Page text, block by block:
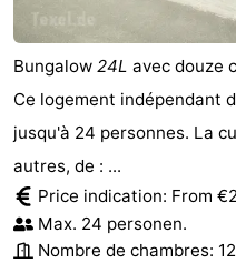
Bungalow 24L avec douze
Ce logement indépendant
jusqu'à 24 personnes. La
autres, de : ...
Price indication: From
Max. 24 personen.
Nombre de chambres: